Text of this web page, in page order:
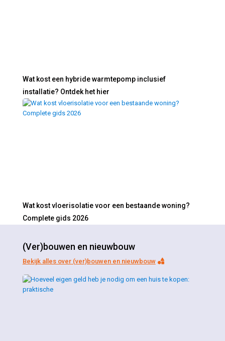
Wat kost een hybride warmtepomp inclusief
installatie? Ontdek het hier
Wat kost vloerisolatie voor een bestaande woning?
Complete gids 2026
(Ver)bouwen en nieuwbouw
Bekijk alles over (ver)bouwen en nieuwbouw